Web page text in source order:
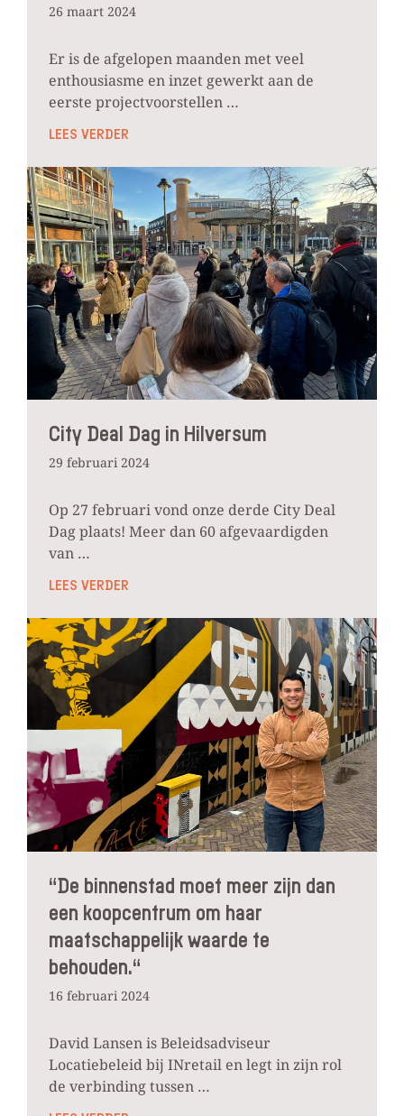
26 maart 2024
Er is de afgelopen maanden met veel
enthousiasme en inzet gewerkt aan de
eerste projectvoorstellen …
LEES VERDER
City Deal Dag in Hilversum
29 februari 2024
Op 27 februari vond onze derde City Deal
Dag plaats! Meer dan 60 afgevaardigden
van …
LEES VERDER
“De binnenstad moet meer zijn dan
een koopcentrum om haar
maatschappelijk waarde te
behouden.“
16 februari 2024
David Lansen is Beleidsadviseur
Locatiebeleid bij INretail en legt in zijn rol
de verbinding tussen …